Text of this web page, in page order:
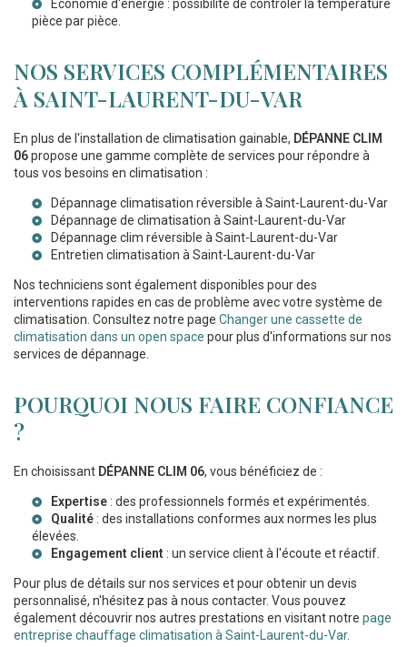
Économie d'énergie : possibilité de contrôler la température
pièce par pièce.
NOS SERVICES COMPLÉMENTAIRES
À SAINT-LAURENT-DU-VAR
En plus de l'installation de climatisation gainable, DÉPANNE CLIM
06propose une gamme complète de services pour répondre à
tous vos besoins en climatisation :
Dépannage climatisation réversible à Saint-Laurent-du-Var
Dépannage de climatisation à Saint-Laurent-du-Var
Dépannage clim réversible à Saint-Laurent-du-Var
Entretien climatisation à Saint-Laurent-du-Var
Nos techniciens sont également disponibles pour des
interventions rapides en cas de problème avec votre système de
climatisation. Consultez notre page Changer une cassette de
climatisation dans un open space pour plus d'informations sur nos
services de dépannage.
POURQUOI NOUS FAIRE CONFIANCE
?
En choisissant DÉPANNE CLIM 06, vous bénéficiez de :
Expertise : des professionnels formés et expérimentés.
Qualité : des installations conformes aux normes les plus
élevées.
Engagement client : un service client à l'écoute et réactif.
Pour plus de détails sur nos services et pour obtenir un devis
personnalisé, n'hésitez pas à nous contacter. Vous pouvez
également découvrir nos autres prestations en visitant notre page
entreprise chauffage climatisation à Saint-Laurent-du-Var.